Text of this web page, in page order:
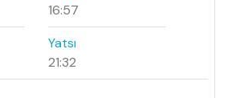
16:57
Yatsı
21:32